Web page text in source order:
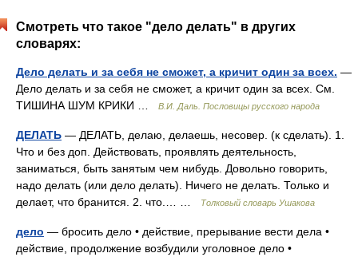
Смотреть что такое "дело делать" в других
словарях:
Дело делать и за себя не сможет, а кричит один за всех. —
Дело делать и за себя не сможет, а кричит один за всех. См.
ТИШИНА ШУМ КРИКИ …
В.И. Даль. Пословицы русского народа
ДЕЛАТЬ — ДЕЛАТЬ, делаю, делаешь, несовер. (к сделать). 1.
Что и без доп. Действовать, проявлять деятельность,
заниматься, быть занятым чем нибудь. Довольно говорить,
надо делать (или дело делать). Ничего не делать. Только и
делает, что бранится. 2. что.… …
Толковый словарь Ушакова
дело — бросить дело • действие, прерывание вести дела •
действие, продолжение возбудили уголовное дело •